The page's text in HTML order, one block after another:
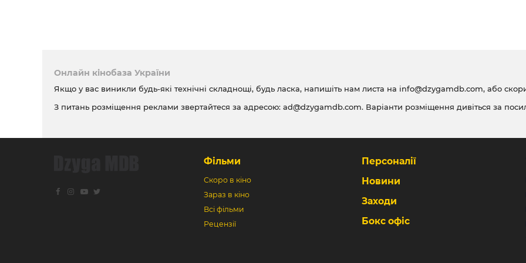
Онлайн кінобаза України
Якщо у вас виникли будь-які технічні складнощі, будь ласка, напишіть нам листа на info@dzygamdb.com, або
З питань розміщення реклами звертайтеся за адресою: ad@dzygamdb.com. Варіанти розміщення дивіться за
Фільми
Скоро в кіно
Зараз в кіно
Всі фільми
Рецензії
Персоналії
Новини
Заходи
Бокс офіс